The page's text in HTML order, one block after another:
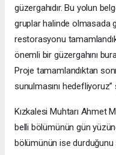
güzergahıdır. Bu yolun
gruplar halinde olmasada
restorasyonu
önemli bir güzergahını
Proje tamamlandıktan
sunulmasını
Kızkalesi Muhtarı Ahmet
belli bölümünün gün yüzüne
bölümünün ise durduğunu